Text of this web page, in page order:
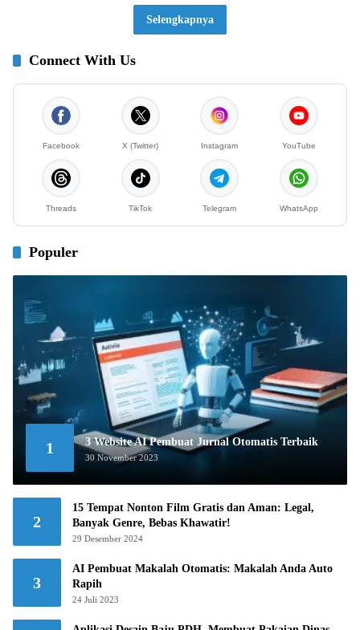
Selengkapnya
Connect With Us
Facebook X (Twitter) Instagram YouTube
Threads TikTok Telegram WhatsApp
Populer
1 3 Website AI Pembuat Jurnal Otomatis Terbaik
30 November 2023
2
15 Tempat Nonton Film Gratis dan Aman: Legal,
Banyak Genre, Bebas Khawatir!
29 Desember 2024
3
AI Pembuat Makalah Otomatis: Makalah Anda Auto
Rapih
24 Juli 2023